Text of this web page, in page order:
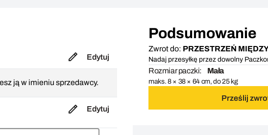
Edytuj
ją w imieniu sprzedawcy.
Edytuj
Podsumowanie
Zwrot do: PRZESTRZEŃ
Nadaj przesyłkę przez dowolny
Rozmiar paczki: Mała
maks. 8 × 38 × 64 cm, do 25 kg
Prześlij